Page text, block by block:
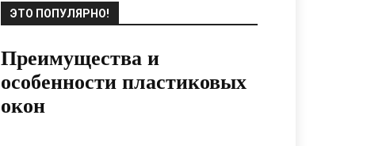
ЭТО ПОПУЛЯРНО!
Преимущества и
особенности пластиковых
окон
17.09.2018